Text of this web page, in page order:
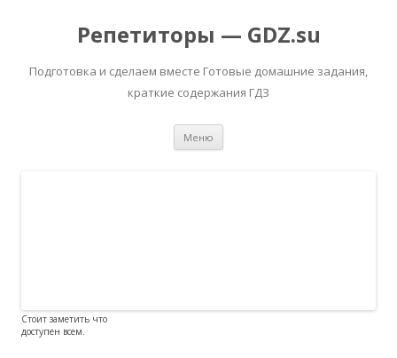
Репетиторы — GDZ.su
Подготовка и сделаем вместе Готовые домашние задания,
краткие содержания ГДЗ
Меню
Стоит заметить что
доступен всем.